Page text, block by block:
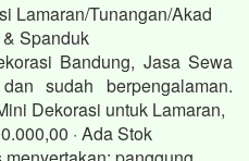
Lamaran/Tunangan/Akad
& Spanduk
Bandung, Jasa Sewa
sudah berpengalaman.
Dekorasi untuk Lamaran,
· ‎Ada Stok